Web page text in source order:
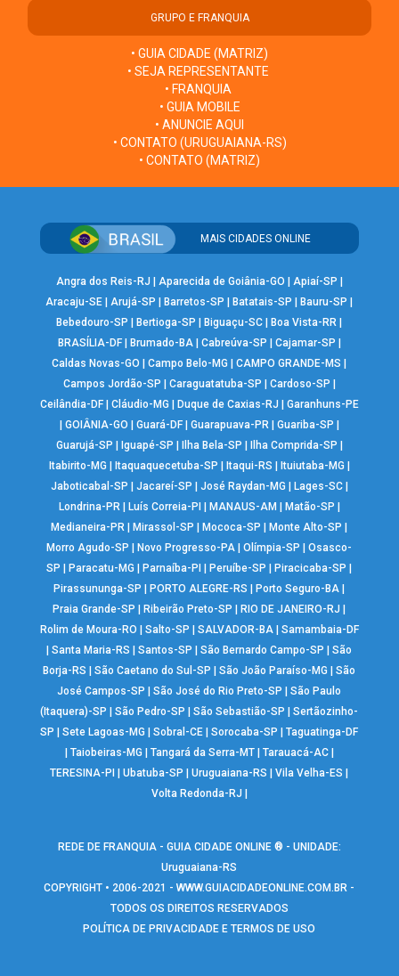
GRUPO E FRANQUIA
• GUIA CIDADE (MATRIZ)
• SEJA REPRESENTANTE
• FRANQUIA
• GUIA MOBILE
• ANUNCIE AQUI
• CONTATO (URUGUAIANA-RS)
• CONTATO (MATRIZ)
MAIS CIDADES ONLINE
Angra dos Reis-RJ Aparecida de Goiânia-GO Apiaí-SP
Aracaju-SE |Arujá-SP Barretos-SP Batatais-SP Bauru-SP
Bebedouro-SP
Bertioga-SP Biguaçu-SC Boa Vista-RR
BRASÍLIA-DF| Brumado-BA| Cabreúva-SP Cajamar-SP
Caldas Novas-GO
|Campo Belo-MG |CAMPO GRANDE-MS
Campos Jordão-SP
Caraguatatuba-SP Cardoso-SP
Ceilândia-DF| Cláudio-MG Duque de Caxias-RJ
Garanhuns-PE
GOIÂNIA-GO Guará-DF| Guarapuava-PR| Guariba-SP
Guarujá-SP
Iguapé-SP Ilha Bela-SP Ilha Comprida-SP
Itabirito-MG
Itaquaquecetuba-SP Itaqui-RS Ituiutaba-MG
Jaboticabal-SP
Jacareí-SP José Raydan-MG Lages-SC|
Londrina-PR| Luís Correia-PI MANAUS-AM Matão-SP
Medianeira-PR
Mirassol-SP Mococa-SP Monte Alto-SP
Morro Agudo-SP
Novo Progresso-PA |Olímpia-SP |Osasco-
SP
Paracatu-MG Parnaíba-PI Peruíbe-SP Piracicaba-SP
Pirassununga-SP
PORTO ALEGRE-RS Porto Seguro-BA
Praia Grande-SP
Ribeirão Preto-SP RIO DE JANEIRO-RJ
Rolim de Moura-RO
Salto-SP SALVADOR-BA| Samambaia-DF
|Santa Maria-RS |Santos-SP |São Bernardo Campo-SP |São
Borja-RS
|São Caetano do Sul-SP |São João Paraíso-MG |São
José Campos-SP
|São José do Rio Preto-SP |São Paulo
(Itaquera)-SP
|São Pedro-SP |São Sebastião-SP |Sertãozinho-
SP
|Sete Lagoas-MG |Sobral-CE |Sorocaba-SP |Taguatinga-DF
Taiobeiras-MG Tangará da Serra-MT| Tarauacá-AC|
TERESINA-PI
|Ubatuba-SP |Uruguaiana-RS |Vila Velha-ES
Volta Redonda-RJ
REDE DE FRANQUIA - GUIA CIDADE ONLINE ® - UNIDADE:
Uruguaiana-RS
COPYRIGHT • 2006-2021 -WWW.GUIACIDADEONLINE.COM.BR -
TODOS OS DIREITOS RESERVADOS
POLÍTICA DE PRIVACIDADE E TERMOS DE USO